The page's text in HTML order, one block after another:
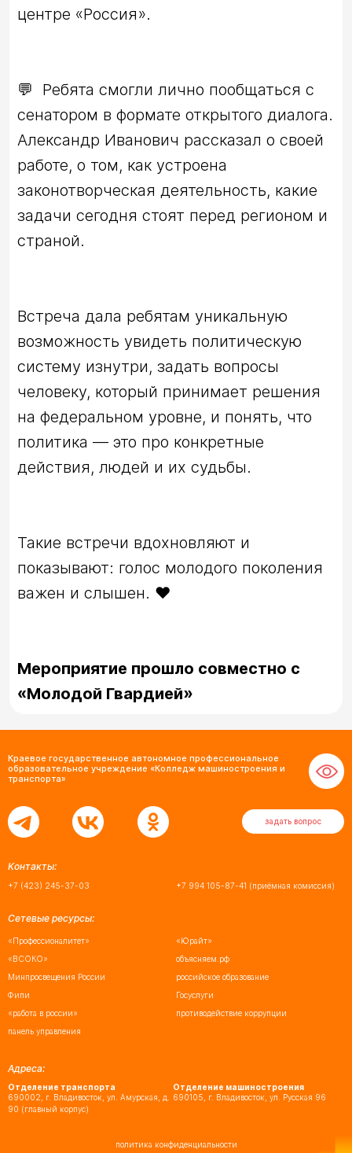
💬  Ребята смогли лично пообщаться с
сенатором в формате открытого диалога.
Александр Иванович рассказал о своей
работе, о том, как устроена
законотворческая деятельность, какие
задачи сегодня стоят перед регионом и
Встреча дала ребятам уникальную
возможность увидеть политическую
систему изнутри, задать вопросы
человеку, который принимает решения
на федеральном уровне, и понять, что
политика — это про конкретные
Такие встречи вдохновляют и
показывают: голос молодого поколения
Мероприятие прошло совместно с
«Молодой Гвардией»
Краевое государственное автономное профессиональное
образовательное учреждение «Колледж машиностроения и
транспорта»
задать вопрос
Адреса:
Отделение транспорта
690002, г. Владивосток, ул. Амурская, д.
90 (главный корпус)
Отделение машиностроения
690105, г. Владивосток, ул. Русская 96
Контакты:
+7 (423) 245-37-03 +7 994 105-87-41 (приёмная комиссия)
Сетевые ресурсы:
«Профессионалитет»
«Юрайт»
«ВСОКО»
объясняем.рф
Минпросвещения России
российское образование
Фипи
Госуслуги
«работа в россии»
противодействие коррупции
панель управления
политика конфиденциальности